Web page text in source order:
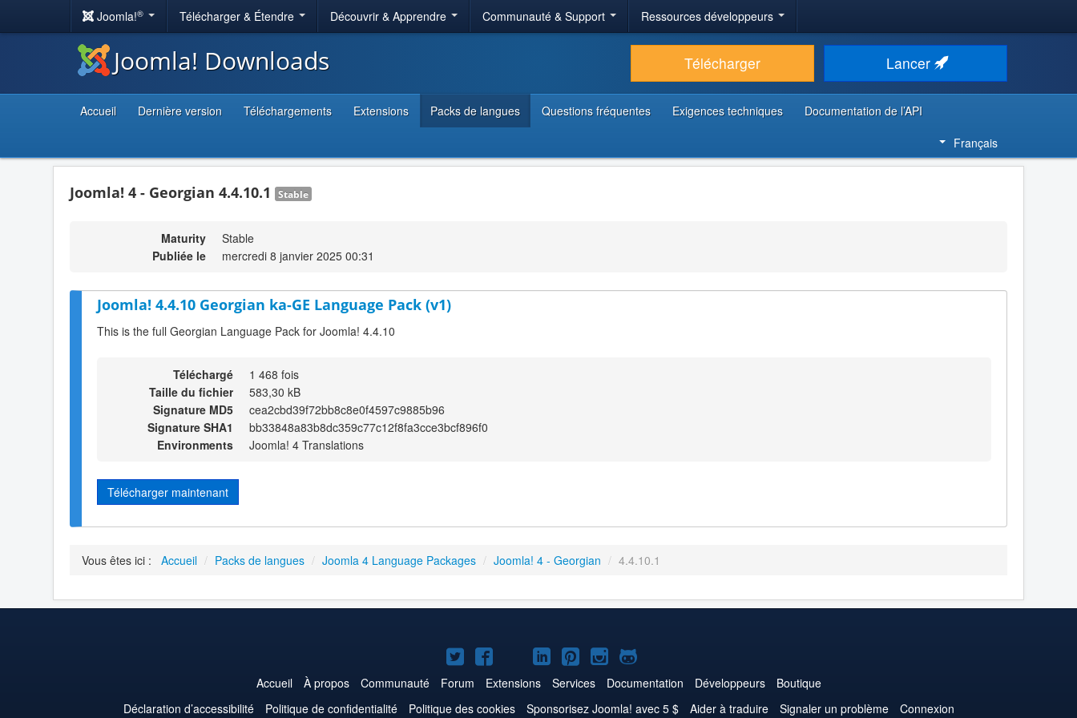
Joomla!® Télécharger & Étendre Découvrir & Apprendre Communauté & Support Ressources développeurs
Joomla! Downloads Télécharger Lancer
Accueil Dernière version Téléchargements Extensions Packs de langues Questions fréquentes Exigences techniques
Documentation de l’API
Français
Joomla! 4 - Georgian 4.4.10.1 Stable
Maturity
Stable
Publiée le
mercredi 8 janvier 2025 00:31
Joomla! 4.4.10 Georgian ka-GE Language Pack (v1)
This is the full Georgian Language Pack for Joomla! 4.4.10
Téléchargé
1 468 fois
Taille du fichier
583,30 kB
Signature MD5
cea2cbd39f72bb8c8e0f4597c9885b96
Signature SHA1
bb33848a83b8dc359c77c12f8fa3cce3bcf896f0
Environments
Joomla! 4 Translations
Télécharger maintenant
Vous êtes ici : Accueil / Packs de langues / Joomla 4 Language Packages / Joomla! 4 - Georgian / 4.4.10.1
Joomla!
sur
Twitter
Joomla!
sur
Facebook
Joomla!
sur
YouTube
Joomla!
sur
LinkedIn
Joomla!
sur
Pinterest
Joomla!
sur
Instagram
Joomla!
sur
GitHub
Accueil À propos Communauté Forum Extensions Services Documentation Développeurs
Boutique
Déclaration d’accessibilité
Politique de confidentialité Politique des cookies Sponsorisez Joomla! avec 5 $ Aider à traduire Signaler un problème Connexion